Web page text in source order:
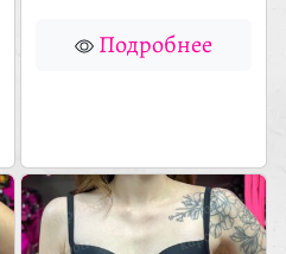
Подробнее